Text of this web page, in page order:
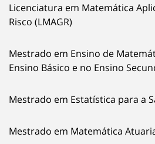
Licenciatura em Matemática
Risco (LMAGR)
Mestrado em Ensino de
Ensino Básico e no Ensino
Mestrado em Estatística para a
Mestrado em Matemática